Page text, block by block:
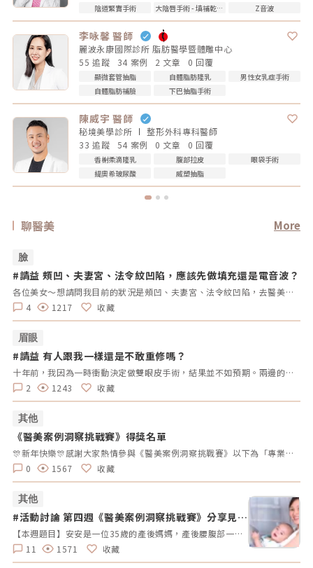
陰道緊實手術
大陰唇手術 - 填補乾扁皺摺 Z音波
李咏馨 醫師
麗波永康國際診所 脂肪醫學暨體雕中心
55 追蹤
34 案例 2 文章 0 回覆
顯微套管抽脂 自體脂肪隆乳
男性女乳症手術
自體脂肪補臉
下巴抽脂手術
陳威宇 醫師
秘境美學診所 整形外科專科醫師
33 追蹤
54 案例 0 文章 0 回覆
香榭柔滴隆乳 腹部拉皮
眼袋手術
緹奧希玻尿酸
威塑抽脂
聊醫美 More
臉
#請益 頰凹、夫妻宮、法令紋凹陷，應該先做填充還是電音波？
各位美女～想請問我目前的狀況是頰凹、夫妻宮、法令紋凹陷，去醫美診所諮詢，他是建議我電音波也要做，但療程下來要20萬左右，目前最困擾的是法令紋>頰凹>夫妻宮是先填充完再打電波嗎？還是先打電波再填充呢～～Â
4
1217 收藏
眉眼
#請益 有人跟我一樣還是不敢重修嗎？
十年前，我因為一時衝動決定做雙眼皮手術，結果並不如預期。兩邊的效果不對稱，一邊提了眼肌，一邊沒有。當時醫生說割寬一點會比較好看，但十年過去了，腫脹雖然消了，可是眼皮開始下垂，又讓我動了重修的念頭。但每次想到重修的風險、可能的失敗，以及花費，我就遲遲不敢行動。尤其看到一些人分享重修失敗的經驗，真的讓人害怕。現在的我，既想改善，又擔心失敗後會更加自卑。我很好奇，有沒有其他人也曾經面臨過類似的困擾？是什麼讓你們猶豫不決？是風險、費用，還是其他原因？這樣的修改方式更為自然，邀請大家分享自己的經歷和想法，而不是直接要求他們回答特定的問題。這樣可以讓討論更為自由和友好。
2
1243 收藏
其他
《醫美案例洞察挑戰賽》得獎名單
🎊新年快樂🎊感謝大家熱情參與《醫美案例洞察挑戰賽》以下為「專業評論獎得獎名單」、「活躍參與獎得獎者」及 「推薦好友獲獎者」！獎項將於 02/10（一）前陸續發放，請得獎者耐心等待小編通知💌還沒加入醫美圈圈官方LINE的朋友，記得趕快加入哦💖「點我加入醫美圈圈官方LINE」📢未來我們將舉辦更多有趣的活動，請持續關注，和我們一起探索醫美新知，解鎖更多驚喜獎勵✨ 專業評論獎《7-11購物金50元》 第一週得獎者 第二週得獎者 第三週得獎者 第四週得獎者 五 Timmy Cai 仁者 秦先生 Alita patty Er Yu 昱慧 Jenny T 仁者 秦先生 Er Yu Er Yu Er Yu Jenny T 仁者 仁者 秦先生 Alita Alita 秦先生 fff 小玲 Benson fff Lynnn Iris H MK 五 Jenny T fff 軒軒 軒軒 Chaowei Lynnn Jenny T Lynnn Alita Kimiko 活躍參與獎得獎者《7-11購物金100元》 仁者 Er Yu 秦先生 Alita 小玲 Jenny T Lynnn fff 推薦好友得獎者 獲得獎勵 仁者 LINE Points 10 點數 軒軒 LINE Points 5 點數 Chaowei LINE Points 10 點數
0
1567 收藏
其他
#活動討論 第四週《醫美案例洞察挑戰賽》分享見解
拿好禮
【本週題目】安安是一位35歲的產後媽媽，產後腰腹部一直瘦不回去，她希望透過非侵入性的療程讓曲線回到產前的狀態。由於對疼痛較為敏感，她希望能選擇舒適度高的療程。請大家幫安安媽咪推薦適合的療程，幫助她輕鬆找回青春緊緻的身材線條。【本週活動時間】01 / 27（一）AM09:00 - 02 / 02（日） PM23:59【活動獎勵】 專業評論獎《7-11購物金50元》抽10名會員 推薦好友留言送《LINE Points 5點數》每人推薦好友上限2人【活動方式】 活動期間每週一AM09:00將在在討論區發布一個模擬的醫美案例。案例包含患者的需求、問題描述。會員需根據案例情境進行分析，並針對該案例提供建議或解決方案。可以提出不同的治療選項、分析治療結果，或者分享相關經驗。每位會員的回應需具體、實用。 官方將根據會員的回應品質來優先評選出「專業評論獎」，這些留言者將優先納入抽獎範圍，以提升其被抽中的機會。留言中若包含分析、建議或醫美知識等。 避免重複、抄襲回覆其他參與者，或發表與前後留言無關的內容。如「同意」、「好棒」等，將不計入抽獎資格。 當週活動的留言截止時間為每週日 23:59。經核對符合活動規範的留言後，將於2025 / 02 / 03（一）統一抽出每週 10 名幸運得主，並另在討論區公布得獎名單。 乙組會員帳號於當週活動僅限留言乙次。 會員連續4週參與《醫美案例洞察》活動者，將有額外抽「活躍參與獎」的機會，可獲得「7-11購物金100元」作為獎勵。【推薦好友留言送】 活動期間，推薦朋友至每週主題活動討論區留言，每成功推薦 1 人可額外獲得「LINE Points 5 點數」。每人最多可推薦 2 人，超過 2 人則無法再獲得額外獎勵。 若多人推薦同一位朋友，獎勵將優先發放給第一位完成回報資料並經核對無誤的推薦者，其他推薦者將不予發放獎勵。此外，若推薦的好友未參與留言，則該推薦視為無效，將不予發放獎勳。 推薦人需確認好友已完成留言，並於2025 / 02 / 02（日）23:59前加入「醫美圈圈官方LINE」，點選LINE圖文選單中的【推薦好友加入】填妥推薦好友問卷資料後提交。 若發現參加者有不當行為，包括使用假帳戶、重複推薦、內容不符合規定或其他影響活動公平性的行為，主辦方保留取消參與資格及不發放獎勵的權利。 所有推薦資料需於2025 / 02 / 02（日）23:59前提交，逾期將視為放棄獎勵資格。 所有推薦資料提交後，官方將進行核對與統計，核對無誤者，「LINE Points 5點數」統一於2025/02/10（一）23:59前陸續發放完畢。如因資料填寫錯誤或未在指定時間內提交而無法核對，恕不補發。<<<點我看更多活動詳情>>
11
1571 收藏